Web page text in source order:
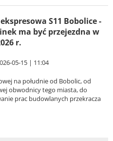
S11 Bobolice -
ma być przejezdna w
r.
05-15 | 11:04
na południe od Bobolic, od
obwodnicy tego miasta, do
prac budowlanych przekracza